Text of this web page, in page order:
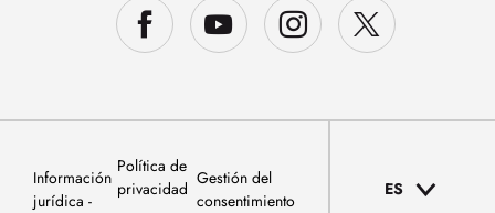
Información
jurídica
Política de
privacidad
Gestión del
consentimiento
ES